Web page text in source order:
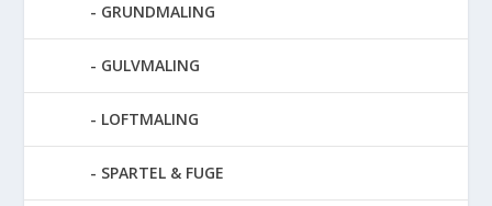
GRUNDMALING
GULVMALING
LOFTMALING
SPARTEL & FUGE